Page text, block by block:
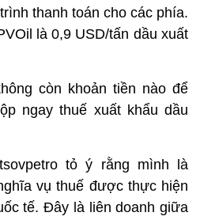
thanh toán cho các phía.
là 0,9 USD/tấn dầu xuất
còn khoản tiền nào để
ngay thuế xuất khẩu dầu
tỏ ý rằng mình là
vụ thuế được thực hiện
tế. Đây là liên doanh giữa